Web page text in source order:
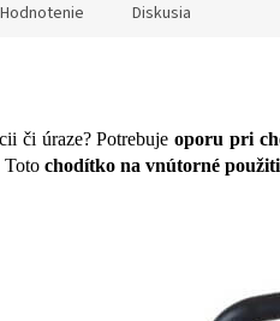
Hodnotenie Diskusia
či úraze? Potrebujeoporu pri
Toto chodítko na vnútorné